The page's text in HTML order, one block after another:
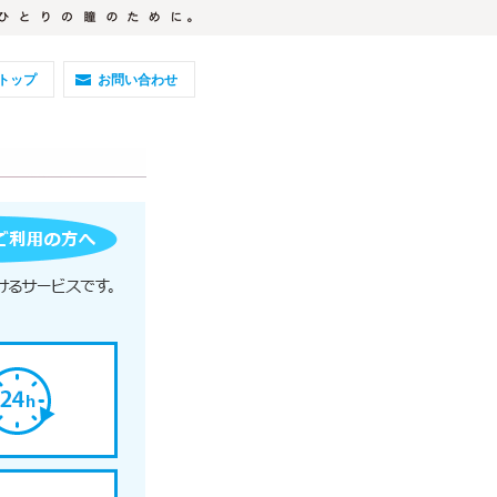
ップ お問い合わせ